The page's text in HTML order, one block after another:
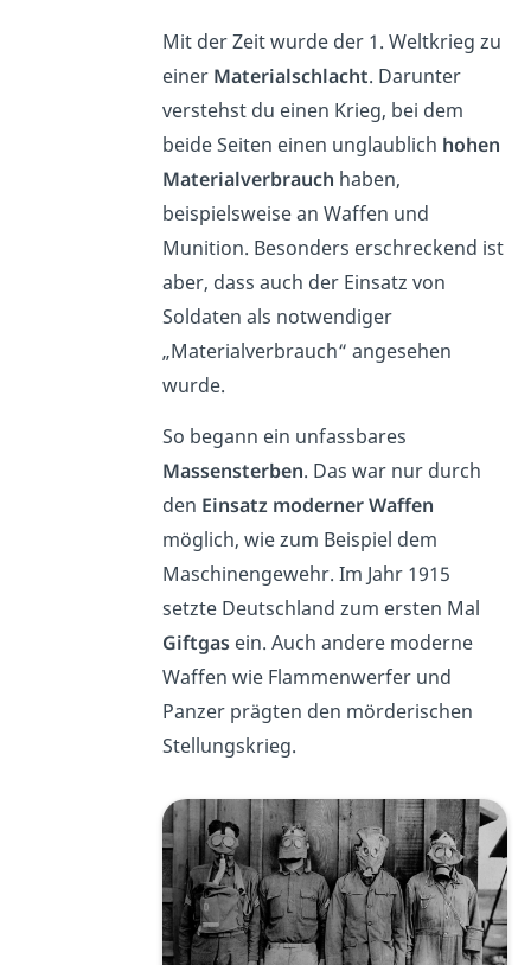
Mit der Zeit wurde der 1. Weltkrieg zu
einer Materialschlacht. Darunter
verstehst du einen Krieg, bei dem
beide Seiten einen unglaublich hohen
Materialverbrauch haben,
beispielsweise an Waffen und
Munition. Besonders erschreckend ist
aber, dass auch der Einsatz von
Soldaten als notwendiger
„Materialverbrauch“ angesehen
wurde.
So begann ein unfassbares
Massensterben. Das war nur durch
den Einsatz moderner Waffen
möglich, wie zum Beispiel dem
Maschinengewehr. Im Jahr 1915
setzte Deutschland zum ersten Mal
Giftgasein. Auch andere moderne
Waffen wie Flammenwerfer und
Panzer prägten den mörderischen
Stellungskrieg.